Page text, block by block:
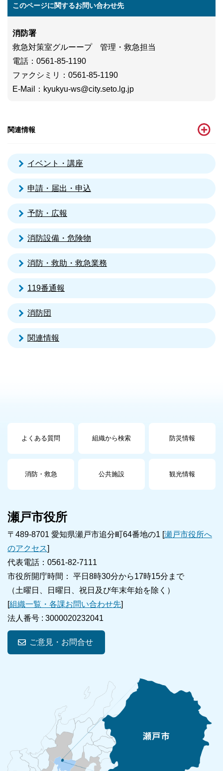
このページに関するお問い合わせ先
消防署
救急対策室グルーープ 管理・救急担当
電話 ：0561-85-1190
ファクシミリ
：0561-85-1190
E-Mail
：kyukyu-ws@city.seto.lg.jp
関連情報
イベント・講座
申請・届出・申込
予防・広報
消防設備・危険物
消防・救助・救急業務
119番通報
消防団
関連情報
よくある質問 組織から検索 防災情報
消防・救急 公共施設 観光情報
瀬戸市役所
〒489-8701 愛知県瀬戸市追分町64番地の1 [瀬戸市役所へ
のアクセス]
代表電話：0561-82-7111
市役所開庁時間： 平日8時30分から17時15分まで
（土曜日、日曜日、祝日及び年末年始を除く）
[組織一覧・各課お問い合わせ先]
法人番号 : 3000020232041
ご意見・お問合せ